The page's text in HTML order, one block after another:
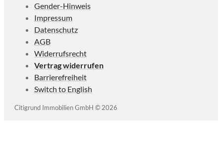
Citigrund Immobilien GmbH © 2026
Gender-Hinweis
Impressum
Datenschutz
AGB
Widerrufsrecht
Vertrag widerrufen
Barrierefreiheit
Switch to English